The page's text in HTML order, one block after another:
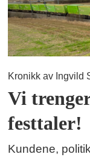
Kronikk av Ingvild
Vi
festtaler!
Kundene,